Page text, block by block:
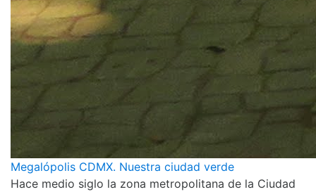
Megalópolis CDMX. Nuestra ciudad verde
Hace medio siglo la zona metropolitana de la Ciudad